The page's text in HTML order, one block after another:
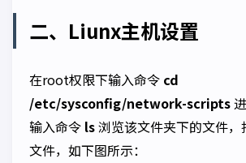
二、Liunx主机设置
在root权限下输入命令 cd
/etc/sysconfig/network-scripts
输入命令 ls浏览该文件夹下的文件
文件，如下图所示：